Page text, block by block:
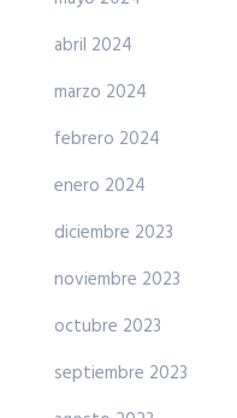
abril 2024
marzo 2024
febrero 2024
enero 2024
diciembre 2023
noviembre 2023
octubre 2023
septiembre 2023